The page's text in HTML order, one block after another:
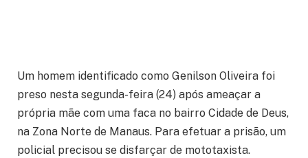
Um homem identificado como Genilson Oliveira foi
preso nesta segunda-feira (24) após ameaçar a
própria mãe com uma faca no bairro Cidade de Deus,
na Zona Norte de Manaus. Para efetuar a prisão, um
policial precisou se disfarçar de mototaxista.